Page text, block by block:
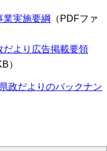
業実施要綱
（PDFファ
だより広告掲載要領
）
政だよりのバックナン